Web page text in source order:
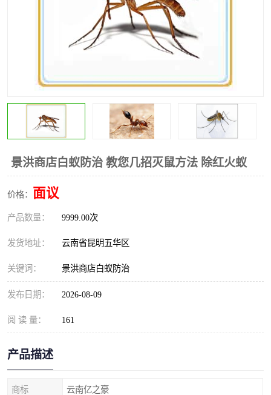
景洪商店白蚁防治 教您几招灭鼠方法 除红火蚁
价格： 面议
产品数量： 9999.00次
发货地址： 云南省昆明五华区
关键词： 景洪商店白蚁防治
发布日期： 2026-08-09
阅 读 量： 161
产品描述
商标 云南亿之豪